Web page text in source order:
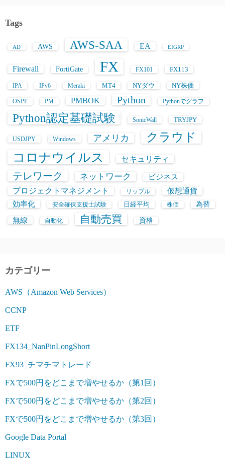
Tags
AD AWS AWS-SAA EA EIGRP
Firewall FortiGate FX FX101 FX113
IPA IPv6 Meraki MT4 NYダウ NY株価
OSPF PM PMBOK Python Pythonでグラフ
Python認定基礎試験 SonicWall TRYJPY
USDJPY Windows アメリカ クラウド
コロナウイルス セキュリティ
テレワーク ネットワーク ビジネス
プロジェクトマネジメント リップル 仮想通貨
効率化 安全確保支援士試験 日経平均 株価 為替
無線 自動化 自動売買 資格
カテゴリー
AWS（Amazon Web Services）
CCNP
ETF
FX134_NanPinLongShort
FX93_チマチマトレード
FXで500円をどこまで増やせるか（第1回）
FXで500円をどこまで増やせるか（第2回）
FXで500円をどこまで増やせるか（第3回）
Google Data Portal
LINUX